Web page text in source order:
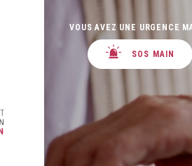
VOUS AVEZ UNE URGENCE
SOS MAIN